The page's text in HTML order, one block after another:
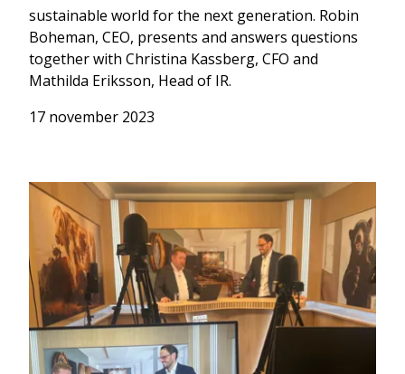
sustainable world for the next generation. Robin
Boheman, CEO, presents and answers questions
together with Christina Kassberg, CFO and
Mathilda Eriksson, Head of IR.
17 november 2023